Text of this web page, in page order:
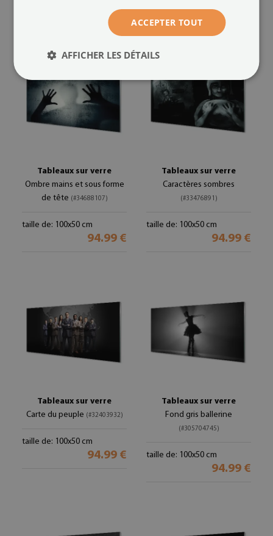
94.99 € 94.99 €
Tableaux sur verre
Ombre mains et sous forme
de tête (#34688107)
taille de: 100x50 cm
94.99 €
Tableaux sur verre
Caractères sombres
(#33476891)
taille de: 100x50 cm
94.99 €
Tableaux sur verre
Carte du peuple (#32403932)
taille de: 100x50 cm
94.99 €
Tableaux sur verre
Fond gris ballerine
(#305704745)
taille de: 100x50 cm
94.99 €
ACCEPTER TOUT
AFFICHER LES DÉTAILS